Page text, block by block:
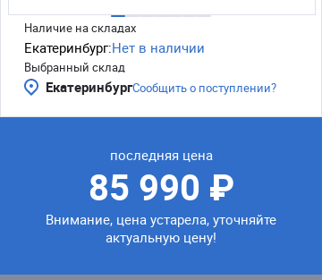
Наличие на складах
Екатеринбург:Нет в наличии
Выбранный склад
ЕкатеринбургСообщить о поступлении?
последняя цена
85 990 ₽
Внимание, цена устарела, уточняйте
актуальную цену!